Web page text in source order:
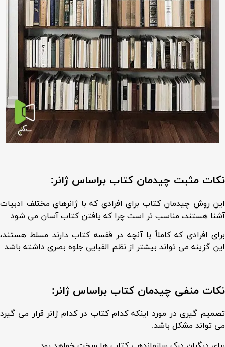
نکات مثبت چیدمان کتاب براساس ژانر:
این روش چیدمان کتاب برای افرادی که با ژانرهای مختلف ادبیات
آشنا هستند، مناسب تر است چرا که یافتن کتاب آسان می شود.
برای افرادی که کاملاً با آنچه در قفسه کتاب دارند مسلط هستند،
این گزینه می تواند بیشتر از نظم الفبایی جلوه بصری داشته باشد.
نکات منفی چیدمان کتاب براساس ژانر:
تصمیم گیری در مورد اینکه کدام کتاب در کدام ژانر قرار می گیرد
می تواند مشکل باشد.